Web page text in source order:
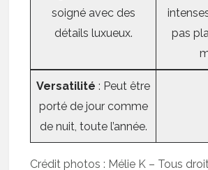
soigné avec des
détails luxueux.
pas
Versatilité : Peut être
porté de jour comme
de nuit, toute l’année.
Crédit photos : Mélie K – Tous